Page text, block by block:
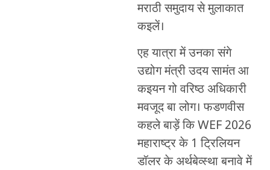
मराठी समुदाय से मुलाकात
कइलें।
एह यात्रा में उनका संगे
उद्योग मंत्री उदय सामंत आ
कइयन गो वरिष्ठ अधिकारी
मवजूद बा लोग। फडणवीस
कहले बाड़ें कि WEF 2026
महाराष्ट्र के 1 ट्रिलियन
डॉलर के अर्थबेव्स्था बनावे में